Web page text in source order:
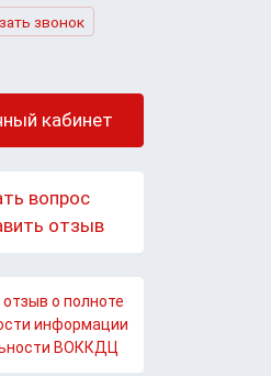
звонок
кабинет
вопрос
отзыв
о полноте
информации
ВОККДЦ